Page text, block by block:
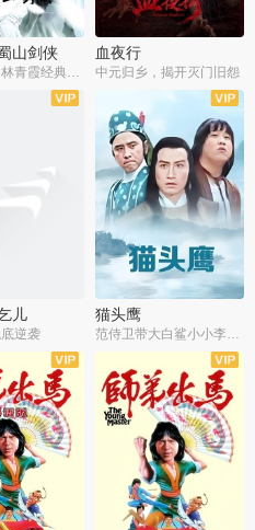
山剑侠
无法超越的林青霞经典角色
血夜行
中元归乡，揭开灭门旧怨
儿
逆袭
猫头鹰